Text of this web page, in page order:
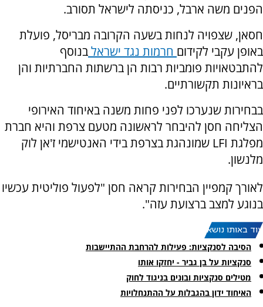
הפנים משה ארבל, כניסתה לישראל תסורב.
חסאן, שצפויה לנחות בשעה הקרובה מבריסל, פועלת
באופן עקבי לקידום חרמות נגד ישראלבנוסף
להתבטאויות פומביות רבות הן ברשתות החברתיות והן
בראיונות תקשורתיים.
בבחירות שנערכו לפני פחות משנה באיחוד האירופי
הצליחה חסן להיבחר לראשונה מטעם צרפת והיא חברת
מפלגת LFI שמונהגת בצרפת בידי האנטישמי ז'אן לוק
מלנשון.
לאורך קמפיין הבחירות קראה חסן "לפעול פוליטית עכשיו
בנוגע למצב ברצועת עזה".
עוד באותו נושא:
הסיבה לסנקציות: פעילות להרחבת ההתיישבות
סנקציות על בן גביר - יחזקו אותו
מטילים סנקציות ובונים בניגוד לחוק
האיחוד ידון בהגבלות על ההתנחלויות